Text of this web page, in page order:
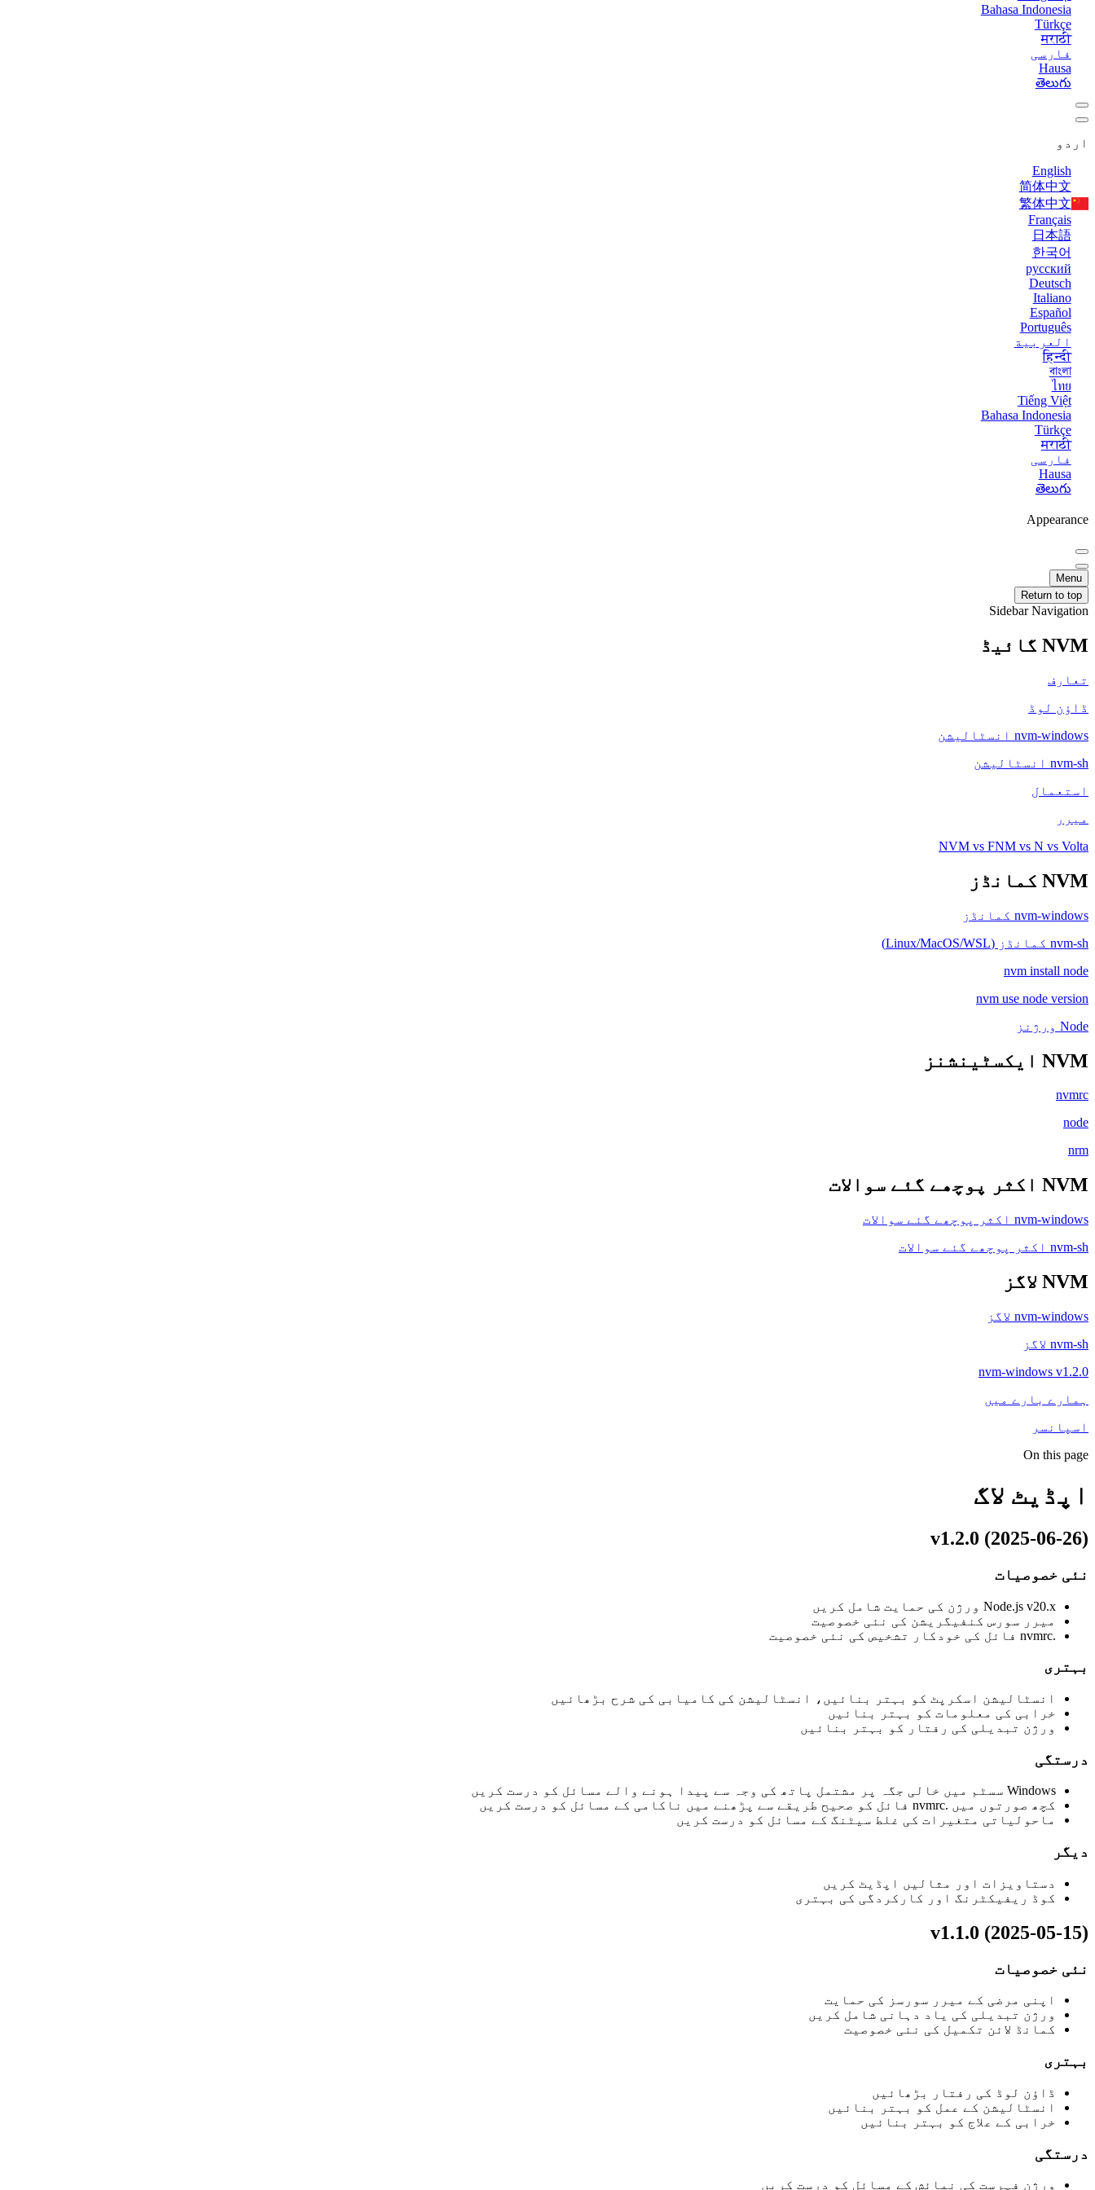
Bahasa Indonesia
Türkçe
मराठी
فارسی
Hausa
తెలుగు
اردو
English
简体中文
繁体中文
Français
日本語
한국어
русский
Deutsch
Italiano
Español
Português
العربية
हिन्दी
বাংলা
ไทย
Tiếng Việt
Bahasa Indonesia
Türkçe
मराठी
فارسی
Hausa
తెలుగు
Appearance
Menu
Return to top
Sidebar Navigation
NVM گائیڈ
تعارف
ڈاؤن لوڈ
nvm-windows انسٹالیشن
nvm-sh انسٹالیشن
استعمال
میرر
NVM vs FNM vs N vs Volta
NVM کمانڈز
nvm-windows کمانڈز
nvm-sh کمانڈز (Linux/MacOS/WSL)
nvm install node
nvm use node version
Node ورژنز
NVM ایکسٹینشنز
nvmrc
node
nrm
NVM اکثر پوچھے گئے سوالات
nvm-windows اکثر پوچھے گئے سوالات
nvm-sh اکثر پوچھے گئے سوالات
NVM لاگز
nvm-windows لاگز
nvm-sh لاگز
nvm-windows v1.2.0
ہمارے بارے میں
اسپانسر
On this page
اپڈیٹ لاگ
v1.2.0 (2025-06-26)
نئی خصوصیات
Node.js v20.x ورژن کی حمایت شامل کریں
میرر سورس کنفیگریشن کی نئی خصوصیت
.nvmrc فائل کی خودکار تشخیص کی نئی خصوصیت
بہتری
انسٹالیشن اسکرپٹ کو بہتر بنائیں، انسٹالیشن کی کامیابی کی شرح بڑھائیں
خرابی کی معلومات کو بہتر بنائیں
ورژن تبدیلی کی رفتار کو بہتر بنائیں
درستگی
Windows سسٹم میں خالی جگہ پر مشتمل پاتھ کی وجہ سے پیدا ہونے والے مسائل کو درست کریں
کچھ صورتوں میں .nvmrc فائل کو صحیح طریقے سے پڑھنے میں ناکامی کے مسائل کو درست کریں
ماحولیاتی متغیرات کی غلط سیٹنگ کے مسائل کو درست کریں
دیگر
دستاویزات اور مثالیں اپڈیٹ کریں
کوڈ ریفیکٹرنگ اور کارکردگی کی بہتری
v1.1.0 (2025-05-15)
نئی خصوصیات
اپنی مرضی کے میرر سورسز کی حمایت
ورژن تبدیلی کی یاد دہانی شامل کریں
کمانڈ لائن تکمیل کی نئی خصوصیت
بہتری
ڈاؤن لوڈ کی رفتار بڑھائیں
انسٹالیشن کے عمل کو بہتر بنائیں
خرابی کے علاج کو بہتر بنائیں
درستگی
ورژن فہرست کی نمائش کے مسائل کو درست کریں